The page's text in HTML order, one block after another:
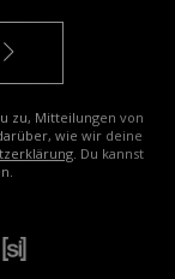
zu, Mitteilungen von
wie wir deine
. Du kannst